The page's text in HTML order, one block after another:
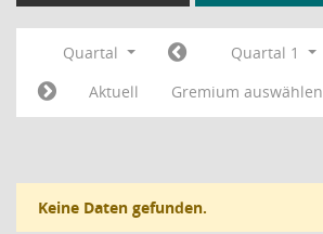
Quartal Quartal 1
Aktuell
Gremium auswählen
Keine Daten gefunden.